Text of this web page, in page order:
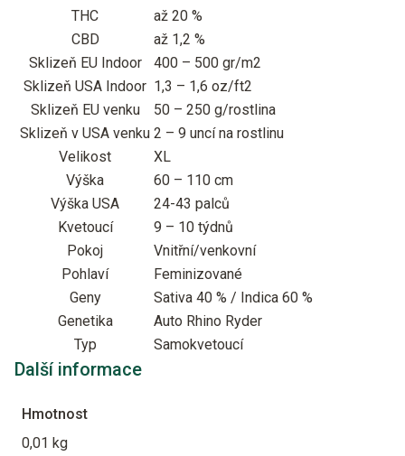
THC
až 20 %
CBD
až 1,2 %
Sklizeň EU Indoor
400 – 500 gr/m2
Sklizeň USA Indoor 1,3 – 1,6 oz/ft2
Sklizeň EU venku
50 – 250 g/rostlina
Sklizeň v USA venku 2 – 9 uncí na rostlinu
Velikost
XL
Výška
60 – 110 cm
Výška USA
24-43 palců
Kvetoucí
9 – 10 týdnů
Pokoj
Vnitřní/venkovní
Pohlaví
Feminizované
Geny
Sativa 40 % / Indica 60 %
Genetika
Auto Rhino Ryder
Typ
Samokvetoucí
Další informace
Hmotnost
0,01 kg